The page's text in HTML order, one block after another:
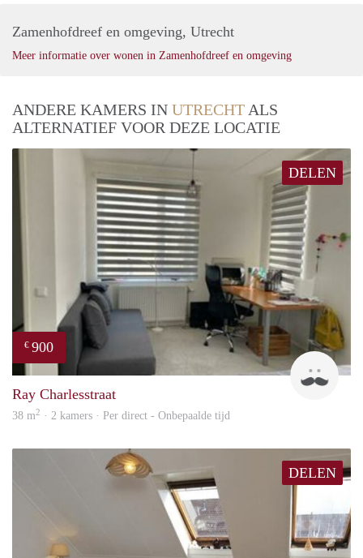
Zamenhofdreef en omgeving, Utrecht
Meer informatie over wonen in Zamenhofdreef en omgeving
ANDERE KAMERS IN UTRECHT ALS
ALTERNATIEF VOOR DEZE LOCATIE
DELEN
€ 900
Ray Charlesstraat
38 m2 · 2 kamers · Per direct - Onbepaalde tijd
DELEN